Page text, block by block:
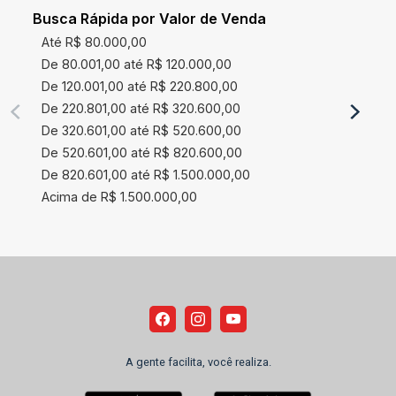
Busca Rápida por Valor de Venda
Até R$ 80.000,00
De 80.001,00 até R$ 120.000,00
De 120.001,00 até R$ 220.800,00
De 220.801,00 até R$ 320.600,00
De 320.601,00 até R$ 520.600,00
De 520.601,00 até R$ 820.600,00
De 820.601,00 até R$ 1.500.000,00
Acima de R$ 1.500.000,00
A gente facilita, você realiza.